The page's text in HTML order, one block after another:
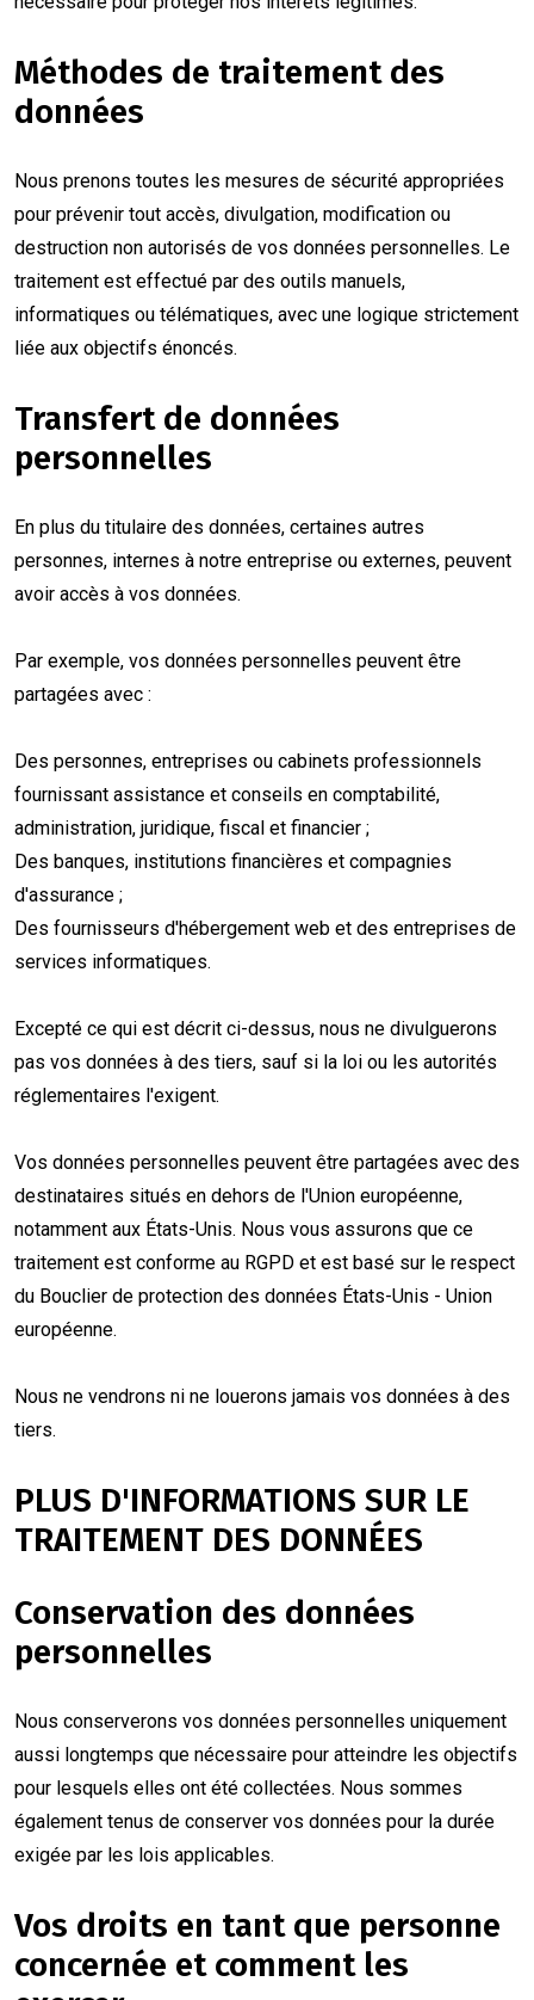
Méthodes de traitement des
données
Nous prenons toutes les mesures de sécurité appropriées
pour prévenir tout accès, divulgation, modification ou
destruction non autorisés de vos données personnelles. Le
traitement est effectué par des outils manuels,
informatiques ou télématiques, avec une logique strictement
liée aux objectifs énoncés.
Transfert de données
personnelles
En plus du titulaire des données, certaines autres
personnes, internes à notre entreprise ou externes, peuvent
avoir accès à vos données.
Par exemple, vos données personnelles peuvent être
partagées avec :
Des personnes, entreprises ou cabinets professionnels
fournissant assistance et conseils en comptabilité,
administration, juridique, fiscal et financier ;
Des banques, institutions financières et compagnies
d'assurance ;
Des fournisseurs d'hébergement web et des entreprises de
services informatiques.
Excepté ce qui est décrit ci-dessus, nous ne divulguerons
pas vos données à des tiers, sauf si la loi ou les autorités
réglementaires l'exigent.
Vos données personnelles peuvent être partagées avec des
destinataires situés en dehors de l'Union européenne,
notamment aux États-Unis. Nous vous assurons que ce
traitement est conforme au RGPD et est basé sur le respect
du Bouclier de protection des données États-Unis - Union
européenne.
Nous ne vendrons ni ne louerons jamais vos données à des
tiers.
PLUS D'INFORMATIONS SUR LE
TRAITEMENT DES DONNÉES
Conservation des données
personnelles
Nous conserverons vos données personnelles uniquement
aussi longtemps que nécessaire pour atteindre les objectifs
pour lesquels elles ont été collectées. Nous sommes
également tenus de conserver vos données pour la durée
exigée par les lois applicables.
Vos droits en tant que personne
concernée et comment les